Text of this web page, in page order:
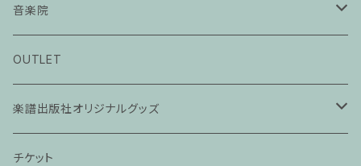
音楽院
ピアノ科３０分レッスン
ピアノ科４５分レッスン
家族割プラン
OUTLET
楽譜出版社オリジナルグッズ
アパレル
チケット